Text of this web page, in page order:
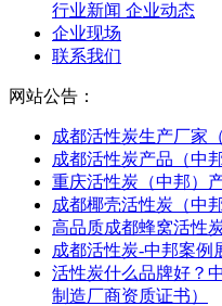
行业新闻 企业动态
企业现场
联系我们
网站公告：
成都活性炭生产厂家
成都活性炭产品（中
重庆活性炭（中邦）
成都椰壳活性炭（中
高品质成都蜂窝活性
成都活性炭-中邦案例
活性炭什么品牌好？
制造厂商资质证书）